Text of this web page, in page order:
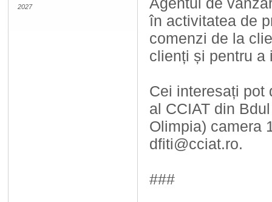
2027
în activitatea de
comenzi de la
clienți și pentru a
Cei interesați pot
al CCIAT din
Olimpia) camera
dfiti@cciat.ro.
###